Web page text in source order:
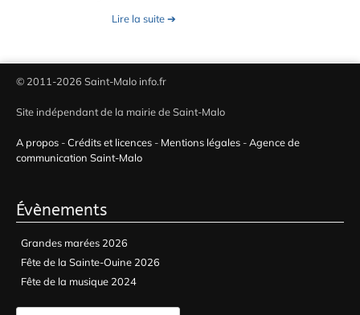
Lire la suite ➔
© 2011-2026 Saint-Malo info.fr
Site indépendant de la mairie de Saint-Malo
A propos -Crédits et licences - Mentions légales -Agence de
communication Saint-Malo
Évènements
Grandes marées 2026
Fête de la Sainte-Ouine 2026
Fête de la musique 2024